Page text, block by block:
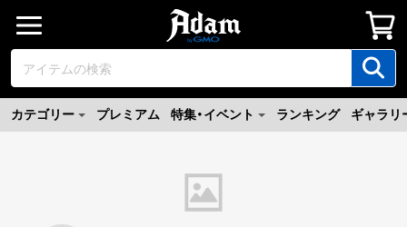
カテゴリー プレミアム 特集・イベント ランキング ギャラリ